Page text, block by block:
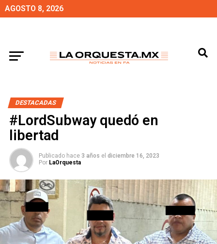
AGOSTO 8, 2026
DESTACADAS
#LordSubway quedó en
libertad
Publicado hace 3 años el diciembre 16, 2023
Por LaOrquesta